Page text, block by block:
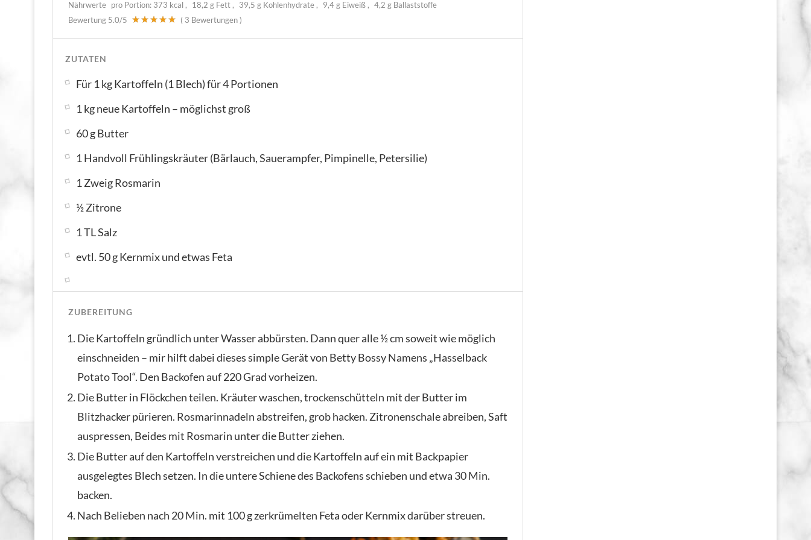
Nährwerte pro Portion: 373 kcal 18,2 g Fett 39,5 g Kohlenhydrate 9,4 g Eiweiß
4,2 g Ballaststoffe
Bewertung 5.0/5 ( 3 Bewertungen )
ZUTATEN
Für 1 kg Kartoffeln (1 Blech) für 4 Portionen
1 kg neue Kartoffeln – möglichst groß
60 g Butter
1 Handvoll Frühlingskräuter (Bärlauch, Sauerampfer, Pimpinelle, Petersilie)
1 Zweig Rosmarin
½ Zitrone
1 TL Salz
evtl. 50 g Kernmix und etwas Feta
ZUBEREITUNG
Die Kartoffeln gründlich unter Wasser abbürsten. Dann quer alle ½ cm soweit wie möglich
einschneiden – mir hilft dabei dieses simple Gerät von Betty Bossy Namens „Hasselback
Potato Tool“. Den Backofen auf 220 Grad vorheizen.
Die Butter in Flöckchen teilen. Kräuter waschen, trockenschütteln mit der Butter im
Blitzhacker pürieren. Rosmarinnadeln abstreifen, grob hacken. Zitronenschale abreiben, Saft
auspressen, Beides mit Rosmarin unter die Butter ziehen.
Die Butter auf den Kartoffeln verstreichen und die Kartoffeln auf ein mit Backpapier
ausgelegtes Blech setzen. In die untere Schiene des Backofens schieben und etwa 30 Min.
backen.
Nach Belieben nach 20 Min. mit 100 g zerkrümelten Feta oder Kernmix darüber streuen.